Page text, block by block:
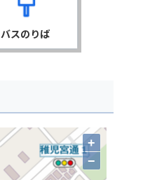
バスのりば
+
−